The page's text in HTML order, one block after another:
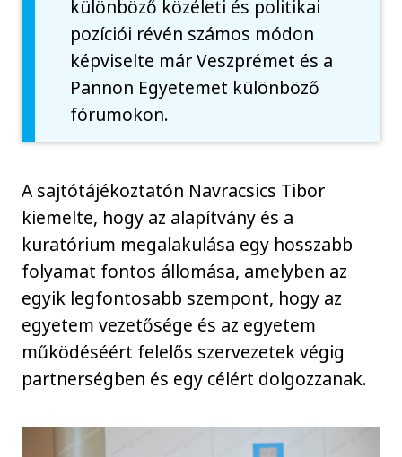
különböző közéleti és politikai
pozíciói révén számos módon
képviselte már Veszprémet és a
Pannon Egyetemet különböző
fórumokon.
A sajtótájékoztatón Navracsics Tibor
kiemelte, hogy az alapítvány és a
kuratórium megalakulása egy hosszabb
folyamat fontos állomása, amelyben az
egyik legfontosabb szempont, hogy az
egyetem vezetősége és az egyetem
működéséért felelős szervezetek végig
partnerségben és egy célért dolgozzanak.